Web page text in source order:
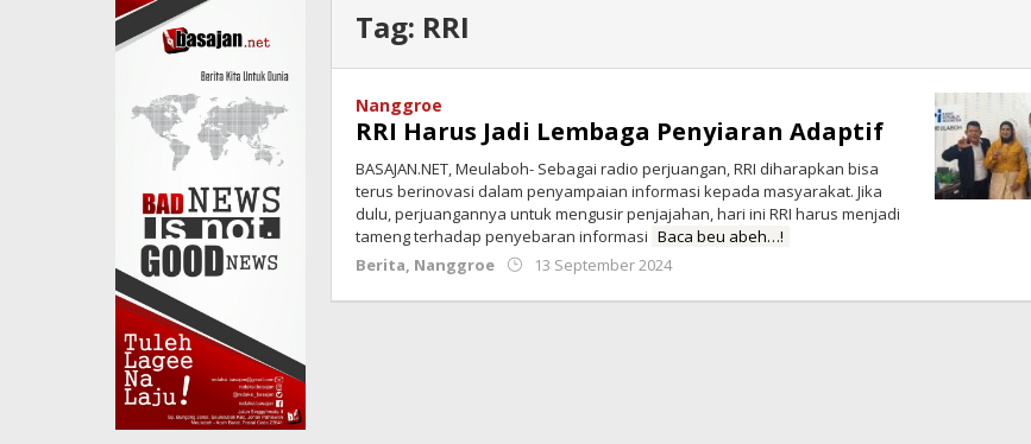
Tag: RRI
Nanggroe
RRI Harus Jadi Lembaga Penyiaran Adaptif
BASAJAN.NET, Meulaboh- Sebagai radio perjuangan, RRI diharapkan bisa
terus berinovasi dalam penyampaian informasi kepada masyarakat. Jika
dulu, perjuangannya untuk mengusir penjajahan, hari ini RRI harus menjadi
tameng terhadap penyebaran informasi Baca beu abeh…!
Berita, Nanggroe 13 September 2024